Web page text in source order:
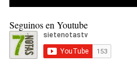
Seguinos en Youtube